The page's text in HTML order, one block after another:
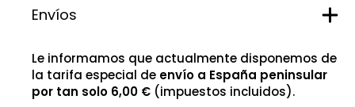
Envíos
Le informamos que actualmente disponemos de
la tarifa especial de envío a España peninsular
por tan solo 6,00 € (impuestos incluidos).